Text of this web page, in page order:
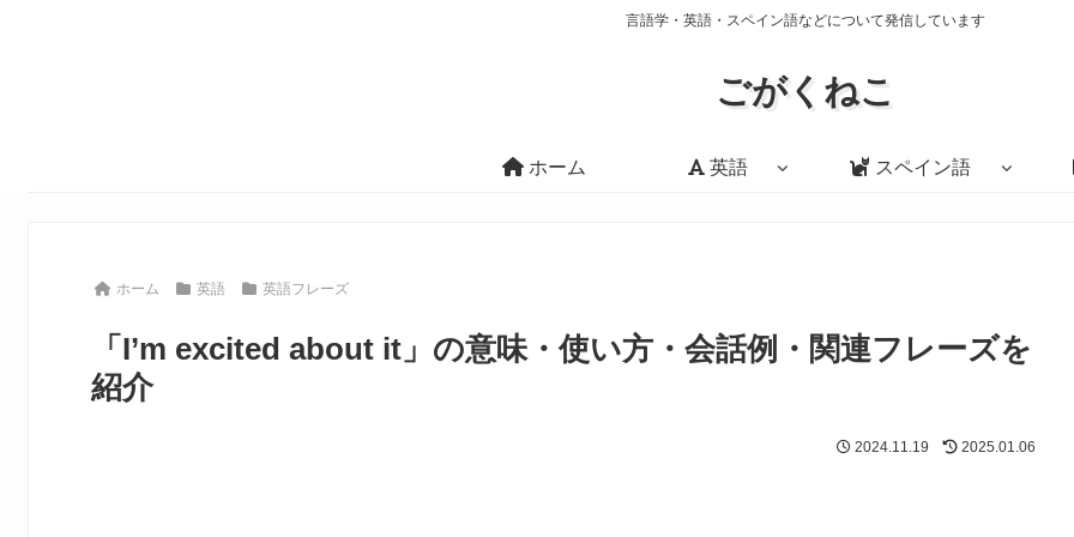
言語学・英語・スペイン語などについて発信しています
ごがくねこ
ホーム 英語 スペイン語
ホーム 英語 英語フレーズ
「I’m excited about it」の意味・使い方・会話例・関連フレーズを
紹介
2024.11.19 2025.01.06